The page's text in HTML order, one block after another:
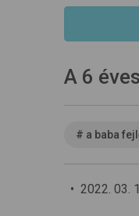
A 6
# a baba
• 2022. 03.